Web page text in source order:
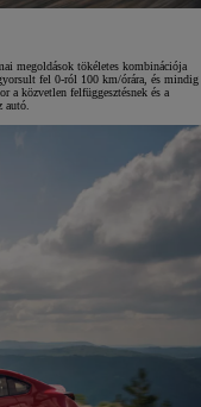
megoldások tökéletes kombinációja
fel 0-ról 100 km/órára, és mindig
a közvetlen felfüggesztésnek és a
autó.